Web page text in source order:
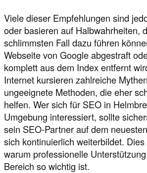
Viele dieser Empfehlungen sind
oder basieren auf Halbwahrheiten,
schlimmsten Fall dazu führen
Webseite von Google abgestraft
komplett aus dem Index entfernt
Internet kursieren zahlreiche
ungeeignete Methoden, die eher
helfen. Wer sich für SEO in
Umgebung interessiert, sollte
sein SEO-Partner auf dem
sich kontinuierlich weiterbildet.
warum professionelle
Bereich so wichtig ist.